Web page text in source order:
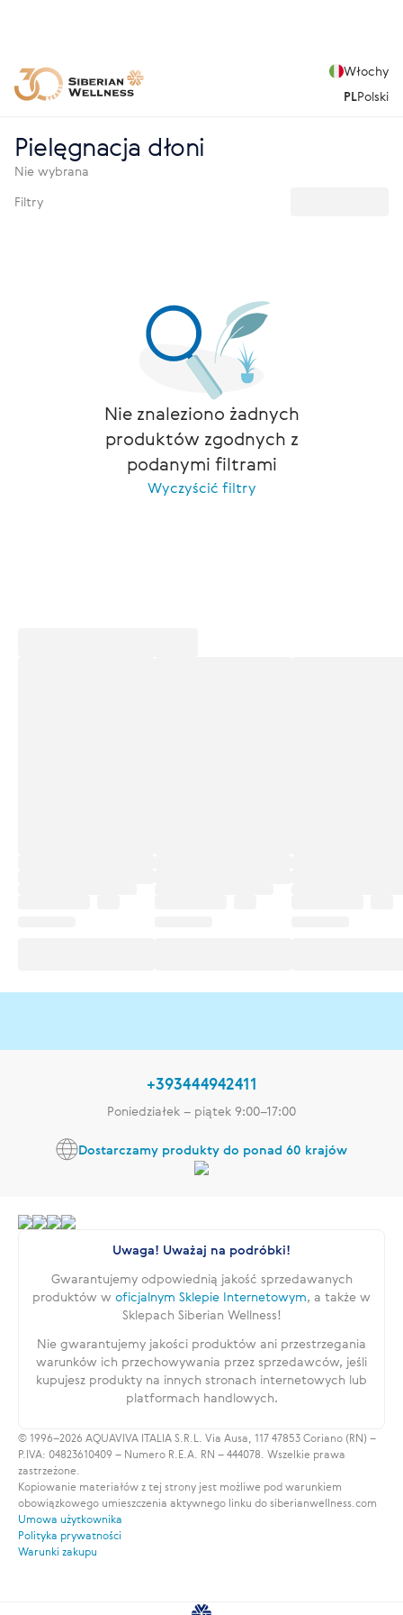
Włochy
PLPolski
Pielęgnacja dłoni
Nie wybrana
Filtry
Nie znaleziono żadnych
produktów zgodnych z
podanymi filtrami
Wyczyścić filtry
+393444942411
Poniedziałek – piątek 9:00–17:00
Dostarczamy produkty do ponad 60 krajów
Uwaga! Uważaj na podróbki!
Gwarantujemy odpowiednią jakość sprzedawanych
produktów w oficjalnym Sklepie Internetowym, a także w
Sklepach Siberian Wellness!
Nie gwarantujemy jakości produktów ani przestrzegania
warunków ich przechowywania przez sprzedawców, jeśli
kupujesz produkty na innych stronach internetowych lub
platformach handlowych.
© 1996–2026 AQUAVIVA ITALIA S.R.L. Via Ausa, 117 47853 Coriano (RN) –
P.IVA: 04823610409 – Numero R.E.A. RN – 444078. Wszelkie prawa
zastrzeżone.
Kopiowanie materiałów z tej strony jest możliwe pod warunkiem
obowiązkowego umieszczenia aktywnego linku do siberianwellness.com
Umowa użytkownika
Polityka prywatności
Warunki zakupu